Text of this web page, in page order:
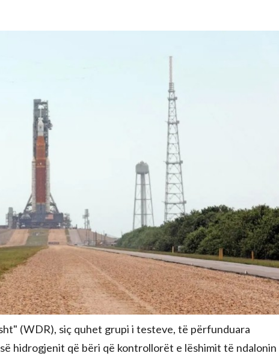
(WDR), siç quhet grupi i testeve, të përfunduara
hidrogjenit që bëri që kontrollorët e lëshimit të ndalonin